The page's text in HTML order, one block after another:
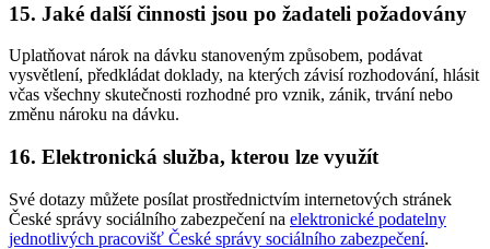
15. Jaké další činnosti jsou po žadateli požadovány
Uplatňovat nárok na dávku stanoveným způsobem, podávat
vysvětlení, předkládat doklady, na kterých závisí rozhodování, hlásit
včas všechny skutečnosti rozhodné pro vznik, zánik, trvání nebo
změnu nároku na dávku.
16. Elektronická služba, kterou lze využít
Své dotazy můžete posílat prostřednictvím internetových stránek
České správy sociálního zabezpečení na elektronické podatelny
jednotlivých pracovišť České správy sociálního zabezpečení.